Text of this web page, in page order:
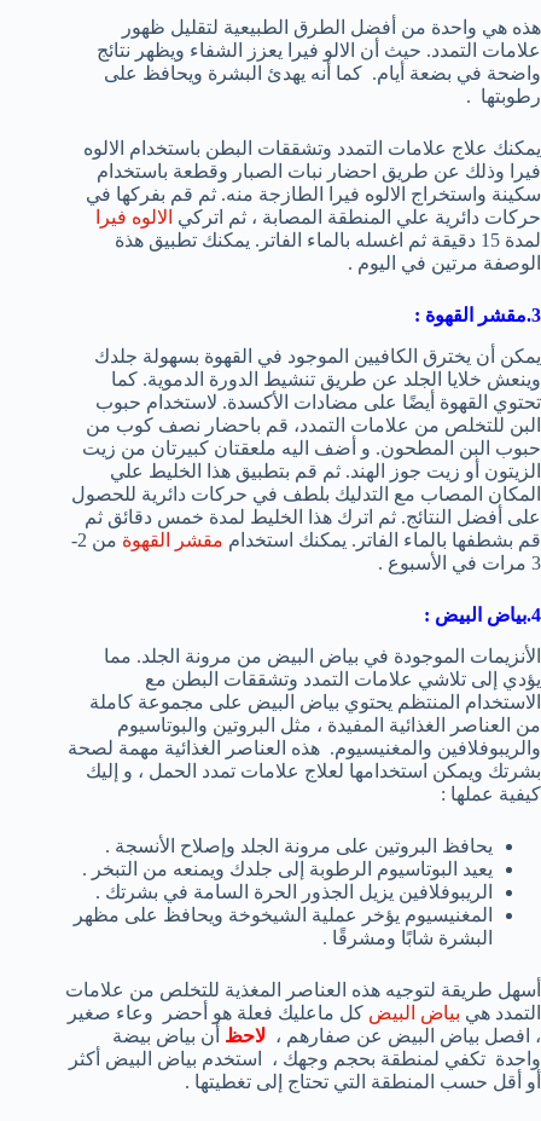
هذه هي واحدة من أفضل الطرق الطبيعية لتقليل ظهور
علامات التمدد. حيث أن الالو فيرا يعزز الشفاء ويظهر نتائج
واضحة في بضعة أيام. كما أنه يهدئ البشرة ويحافظ على
رطوبتها .
يمكنك علاج علامات التمدد وتشققات البطن باستخدام الالوه
فيرا وذلك عن طريق احضار نبات الصبار وقطعة باستخدام
سكينة واستخراج الالوه فيرا الطازجة منه. ثم قم بفركها في
حركات دائرية علي المنطقة المصابة ، ثم اتركي الالوه فيرا
لمدة 15 دقيقة ثم اغسله بالماء الفاتر. يمكنك تطبيق هذة
الوصفة مرتين في اليوم .
3.مقشر القهوة
:
يمكن أن يخترق الكافيين الموجود في القهوة بسهولة جلدك
وينعش خلايا الجلد عن طريق تنشيط الدورة الدموية. كما
تحتوي القهوة أيضًا على مضادات الأكسدة. لاستخدام حبوب
البن للتخلص من علامات التمدد، قم باحضار نصف كوب من
حبوب البن المطحون. و أضف اليه ملعقتان كبيرتان من زيت
الزيتون أو زيت جوز الهند. ثم قم بتطبيق هذا الخليط علي
المكان المصاب مع التدليك بلطف في حركات دائرية للحصول
على أفضل النتائج. ثم اترك هذا الخليط لمدة خمس دقائق ثم
قم بشطفها بالماء الفاتر. يمكنك استخدام مقشر القهوة
من 2-
3 مرات في الأسبوع .
4.بياض البيض
:
الأنزيمات الموجودة في بياض البيض من مرونة الجلد. مما
يؤدي إلى تلاشي علامات التمدد وتشققات البطن مع
الاستخدام المنتظم يحتوي بياض البيض على مجموعة كاملة
من العناصر الغذائية المفيدة ، مثل البروتين والبوتاسيوم
والريبوفلافين والمغنيسيوم. هذه العناصر الغذائية مهمة لصحة
بشرتك ويمكن استخدامها لعلاج علامات تمدد الحمل ، و إليك
كيفية عملها :
يحافظ البروتين على مرونة الجلد وإصلاح الأنسجة .
يعيد البوتاسيوم الرطوبة إلى جلدك ويمنعه من التبخر .
الريبوفلافين يزيل الجذور الحرة السامة في بشرتك .
المغنيسيوم يؤخر عملية الشيخوخة ويحافظ على مظهر
البشرة شابًا ومشرقًا .
أسهل طريقة لتوجيه هذه العناصر المغذية للتخلص من علامات
التمدد هي بياض البيض كل ماعليك فعلة هو أحضر وعاء صغير
، افصل بياض البيض عن صفارهم ، لاحظ أن بياض بيضة
واحدة تكفي لمنطقة بحجم وجهك ، استخدم بياض البيض أكثر
أو أقل حسب المنطقة التي تحتاج إلى تغطيتها .